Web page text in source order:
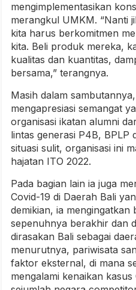
mengimplementasikan
merangkul UMKM. “Nanti
kita harus berkomitmen
kita. Beli produk mereka,
kualitas dan kuantitas,
bersama,” terangnya.
Masih dalam
mengapresiasi semangat
organisasi ikatan alumni
lintas generasi P4B, BPLP
situasi sulit, organisasi ini
hajatan ITO 2022.
Pada bagian lain ia juga
Covid-19 di Daerah Bali
demikian, ia mengingatkan
sepenuhnya berakhir dan
dirasakan Bali sebagai
menurutnya, pariwisata
faktor eksternal, di mana
mengalami kenaikan kasus